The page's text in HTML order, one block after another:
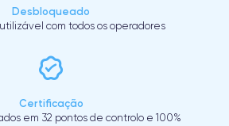
Desbloqueado
com todos os operadores
Certificação
em 32 pontos de controlo e 100%